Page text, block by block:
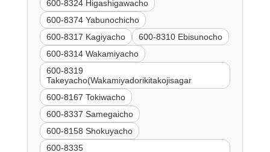
600-8324 Higashigawacho
600-8374 Yabunochicho
600-8317 Kagiyacho
600-8310 Ebisunocho
600-8314 Wakamiyacho
600-8319
Takeyacho(Wakamiyadorikitakojisagar
600-8167 Tokiwacho
600-8337 Samegaicho
600-8158 Shokuyacho
600-8335